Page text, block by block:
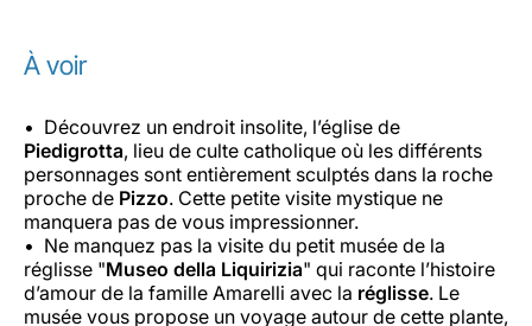
À voir
Découvrez un endroit insolite, l’église de
Piedigrotta, lieu de culte catholique où les différents
personnages sont entièrement sculptés dans la roche
proche de Pizzo. Cette petite visite mystique ne
manquera pas de vous impressionner.
Ne manquez pas la visite du petit musée de la
réglisse "Museo della Liquirizia" qui raconte l’histoire
d’amour de la famille Amarelli avec la réglisse. Le
musée vous propose un voyage autour de cette plante,